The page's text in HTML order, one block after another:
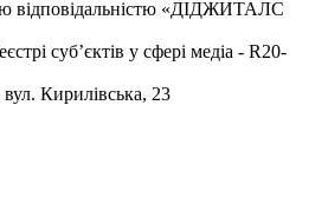
відповідальністю «ДІДЖИТАЛС
суб’єктів у сфері медіа - R20-
Кирилівська, 23